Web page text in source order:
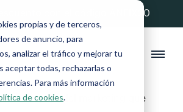
propias y de terceros,
de anuncio, para
analizar el tráfico y mejorar tu
aceptar todas, rechazarlas o
Para más información
de cookies.
con el código ANFIX20
3 conceptos del marketing que